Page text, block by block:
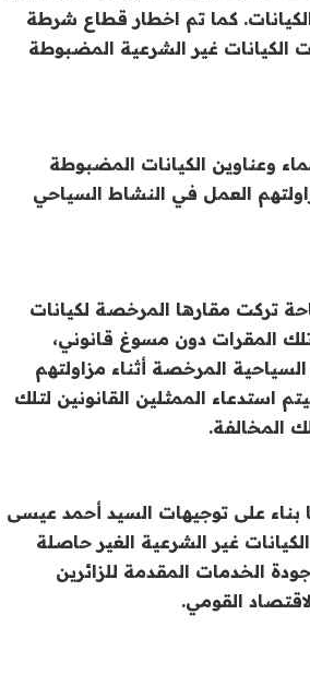
كما تم اخطار قطاع شرطة
الكيانات غير الشرعية المضبوطة
وعناوين الكيانات المضبوطة
العمل في النشاط السياحي
تم ضبط أيضاً عدد 8 شركات سياحة تركت مقارها المرخصة لكيانات
المقرات دون مسوغ قانوني،
السياحية المرخصة أثناء مزاولتهم
الممثلين القانونين لتلك
المخالفة.
على توجيهات السيد أحمد عيسى
غير الشرعية الغير حاصلة
الخدمات المقدمة للزائرين
القومي.